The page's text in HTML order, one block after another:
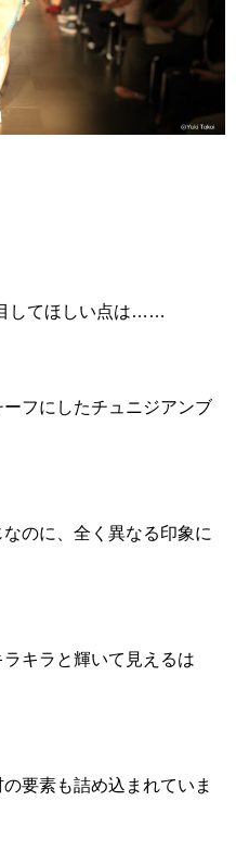
してほしい点は……
フにしたチュニジアンブ
のに、全く異なる印象に
キラと輝いて見えるは
要素も詰め込まれていま